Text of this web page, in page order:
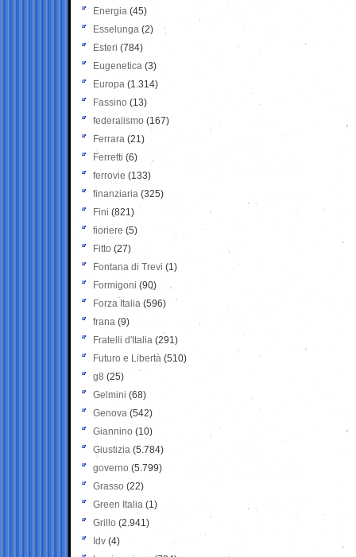
Energia (45)
Esselunga (2)
Esteri (784)
Eugenetica (3)
Europa (1.314)
Fassino (13)
federalismo (167)
Ferrara (21)
Ferretti (6)
ferrovie (133)
finanziaria (325)
Fini (821)
fioriere (5)
Fitto (27)
Fontana di Trevi (1)
Formigoni (90)
Forza Italia (596)
frana (9)
Fratelli d'Italia (291)
Futuro e Libertà (510)
g8 (25)
Gelmini (68)
Genova (542)
Giannino (10)
Giustizia (5.784)
governo (5.799)
Grasso (22)
Green Italia (1)
Grillo (2.941)
Idv (4)